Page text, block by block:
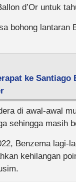
d’Or untuk
bohong lantaran
ke Santiago
di awal-awal
sehingga masih
Benzema lagi-
kehilangan